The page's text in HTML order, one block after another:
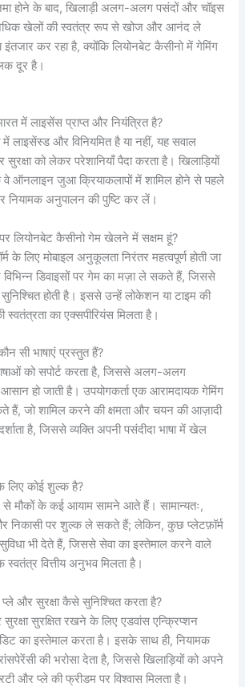
होने के बाद, खिलाड़ी अलग-अलग पसंदों और चॉइस
खेलों की स्वतंत्र रूप से खोज और आनंद ले
कर रहा है, क्योंकि लियोनबेट कैसीनो में गेमिंग
दूर है।
में लाइसेंस प्राप्त और नियंत्रित है?
लाइसेंस्ड और विनियमित है या नहीं, यह सवाल
सुरक्षा को लेकर परेशानियाँ पैदा करता है। खिलाड़ियों
वे ऑनलाइन जुआ क्रियाकलापों में शामिल होने से पहले
नियामक अनुपालन की पुष्टि कर लें।
पर लियोनबेट कैसीनो गेम खेलने में सक्षम हूं?
के लिए मोबाइल अनुकूलता निरंतर महत्वपूर्ण होती जा
डिवाइसों पर गेम का मज़ा ले सकते हैं, जिससे
होती है। इससे उन्हें लोकेशन या टाइम की
का एक्सपीरियंस मिलता है।
सी भाषाएं प्रस्तुत हैं?
को सपोर्ट करता है, जिससे अलग-अलग
हो जाती है। उपयोगकर्ता एक आरामदायक गेमिंग
जो शामिल करने की क्षमता और चयन की आज़ादी
है, जिससे व्यक्ति अपनी पसंदीदा भाषा में खेल
लिए कोई शुल्क है?
से मौकों के कई आयाम सामने आते हैं। सामान्यतः,
निकासी पर शुल्क ले सकते हैं; लेकिन, कुछ प्लेटफ़ॉर्म
भी देते हैं, जिससे सेवा का इस्तेमाल करने वाले
वित्तीय अनुभव मिलता है।
और सुरक्षा कैसे सुनिश्चित करता है?
सुरक्षित रखने के लिए एडवांस एन्क्रिप्शन
का इस्तेमाल करता है। इसके साथ ही, नियामक
की भरोसा देता है, जिससे खिलाड़ियों को अपने
और प्ले की फ्रीडम पर विश्वास मिलता है।